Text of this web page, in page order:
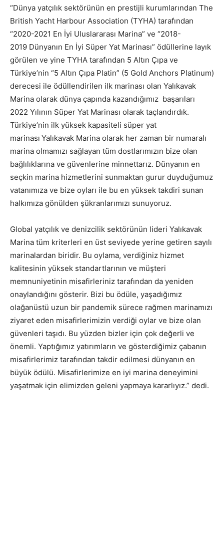
“Dünya yatçılık sektörünün en prestijli kurumlarından The
British Yacht Harbour Association (TYHA) tarafından
“2020-2021 En İyi Uluslararası Marina” ve “2018-
2019 Dünyanın En İyi Süper Yat Marinası” ödüllerine layık
görülen ve yine TYHA tarafından 5 Altın Çıpa ve
Türkiye’nin “5 Altın Çıpa Platin” (5 Gold Anchors Platinum)
derecesi ile ödüllendirilen ilk marinası olan Yalıkavak
Marina olarak dünya çapında kazandığımız başarıları
2022 Yılının Süper Yat Marinası olarak taçlandırdık.
Türkiye’nin ilk yüksek kapasiteli süper yat
marinası Yalıkavak Marina olarak her zaman bir numaralı
marina olmamızı sağlayan tüm dostlarımızın bize olan
bağlılıklarına ve güvenlerine minnettarız. Dünyanın en
seçkin marina hizmetlerini sunmaktan gurur duyduğumuz
vatanımıza ve bize oyları ile bu en yüksek takdiri sunan
halkımıza gönülden şükranlarımızı sunuyoruz.
Global yatçılık ve denizcilik sektörünün lideri Yalıkavak
Marina tüm kriterleri en üst seviyede yerine getiren sayılı
marinalardan biridir. Bu oylama, verdiğiniz hizmet
kalitesinin yüksek standartlarının ve müşteri
memnuniyetinin misafirleriniz tarafından da yeniden
onaylandığını gösterir. Bizi bu ödüle, yaşadığımız
olağanüstü uzun bir pandemik sürece rağmen marinamızı
ziyaret eden misafirlerimizin verdiği oylar ve bize olan
güvenleri taşıdı. Bu yüzden bizler için çok değerli ve
önemli. Yaptığımız yatırımların ve gösterdiğimiz çabanın
misafirlerimiz tarafından takdir edilmesi dünyanın en
büyük ödülü. Misafirlerimize en iyi marina deneyimini
yaşatmak için elimizden geleni yapmaya kararlıyız.” dedi.